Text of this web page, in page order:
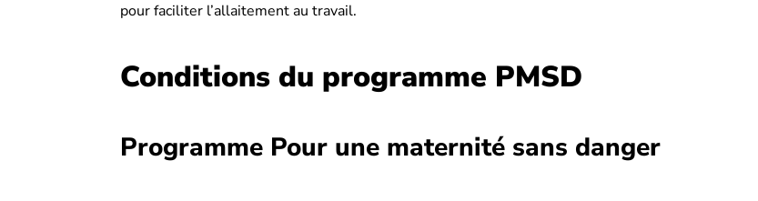
pour faciliter l’allaitement au travail.
Conditions du programme PMSD
Programme Pour une maternité sans danger